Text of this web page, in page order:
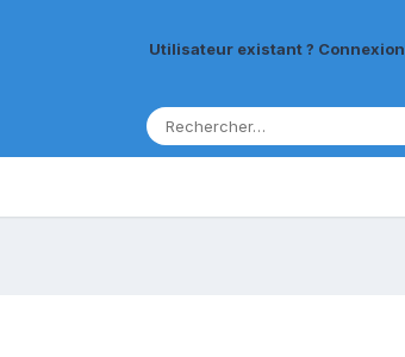
Utilisateur existant ? Connexion